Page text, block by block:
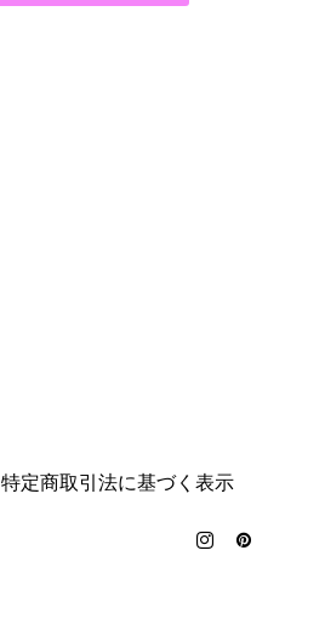
特定商取引法に基づく表示